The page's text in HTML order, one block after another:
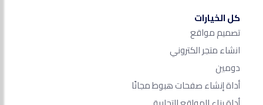
كل الخيارات
تصميم مواقع
انشاء متجر الكتروني
دومين
أداة إنشاء صفحات هبوط مجانًا